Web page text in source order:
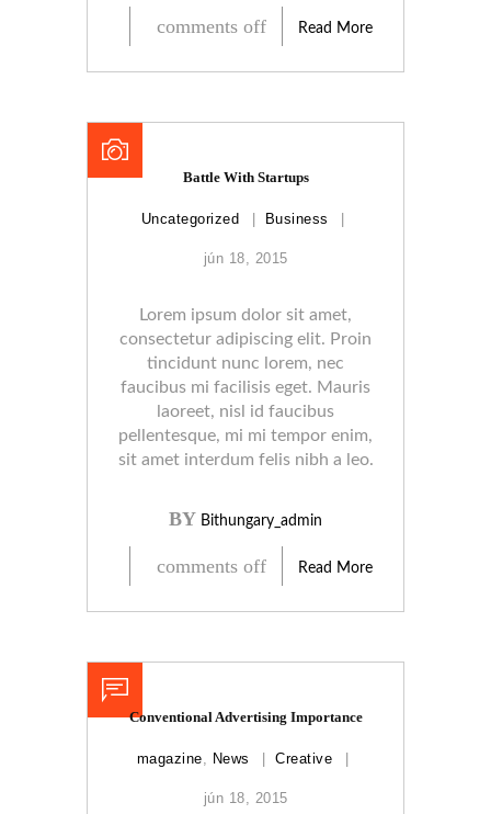
comments off Read More
Battle With Startups
Uncategorized Business
jún 18, 2015
Lorem ipsum dolor sit amet,
consectetur adipiscing elit. Proin
tincidunt nunc lorem, nec
faucibus mi facilisis eget. Mauris
laoreet, nisl id faucibus
pellentesque, mi mi tempor enim,
sit amet interdum felis nibh a leo.
BY Bithungary_admin
comments off Read More
Conventional Advertising Importance
magazine, News Creative
jún 18, 2015